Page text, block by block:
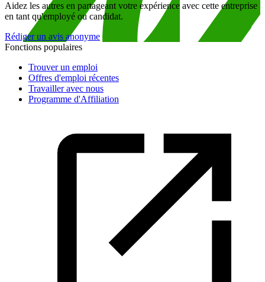
Aidez les autres en partageant votre expérience avec cette entreprise
en tant qu'employé ou candidat.
Rédiger un avis anonyme
Fonctions populaires
Trouver un emploi
Offres d'emploi récentes
Travailler avec nous
Programme d'Affiliation